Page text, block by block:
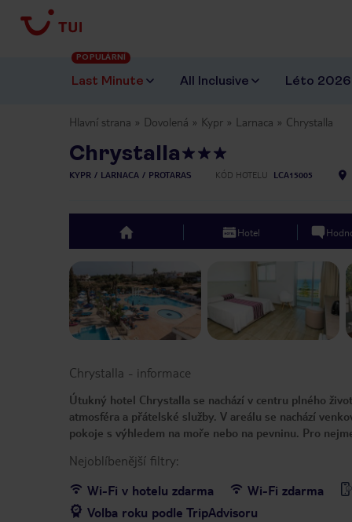
Last Minute
POPULÁRNÍ
All Inclusive Léto 2026
Hlavní strana Dovolená Kypr Larnaca Chrystalla
Chrystalla
KYPR LARNACA PROTARAS KÓD HOTELU LCA15005
top Hotel
Previous slide
Chrystalla - informace
Útukný hotel Chrystalla se nachází v centru plného
atmosféra a přátelské služby. V areálu se nachází
pokoje s výhledem na moře nebo na pevninu. Pro
Nejoblíbenější filtry:
Wi-Fi v hotelu zdarma
Wi-Fi zdarma
Volba roku podle TripAdvisoru